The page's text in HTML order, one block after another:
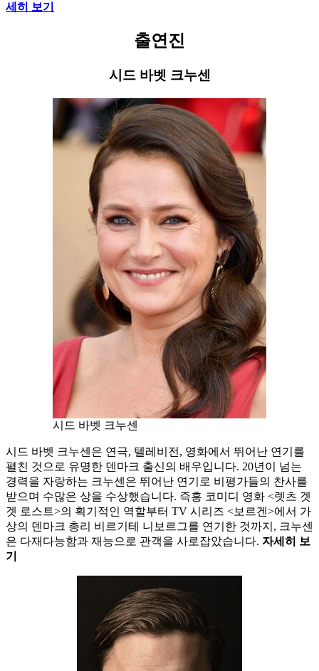
세히 보기
출연진
시드 바벳 크누센
시드 바벳 크누센
시드 바벳 크누센은 연극, 텔레비전, 영화에서 뛰어난 연기를
펼친 것으로 유명한 덴마크 출신의 배우입니다. 20년이 넘는
경력을 자랑하는 크누센은 뛰어난 연기로 비평가들의 찬사를
받으며 수많은 상을 수상했습니다. 즉흥 코미디 영화 <렛츠 겟
겟 로스트>의 획기적인 역할부터 TV 시리즈 <보르겐>에서 가
상의 덴마크 총리 비르기테 니보르그를 연기한 것까지, 크누센
은 다재다능함과 재능으로 관객을 사로잡았습니다. 자세히 보
기